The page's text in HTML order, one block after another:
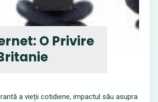
O Privire
a vieții cotidiene, impactul său asupra